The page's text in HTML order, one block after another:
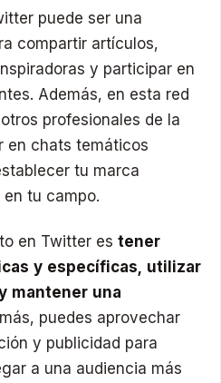
puede ser una
compartir artículos,
y participar en
Además, en esta red
profesionales de la
en chats temáticos
tu marca
tu campo.
en Twitter estener
y específicas, utilizar
mantener una
puedes aprovechar
y publicidad para
a una audiencia más